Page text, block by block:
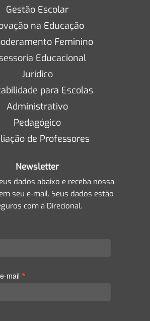
Gestão Escolar
na Educação
Feminino
Educacional
Jurídico
para Escolas
Administrativo
Pedagógico
de Professores
Newsletter
dados abaixo e receba nossa
seu e-mail. Seus dados estão
com a Direcional.
mail *